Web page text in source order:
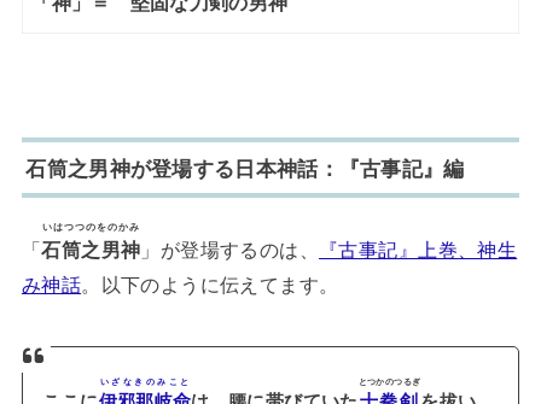
石筒之男神が登場する日本神話：『古事記』編
「石筒之男神
いはつつのをのかみ
」が登場するのは、
『古事記』上巻、神生
み神話。以下のように伝えてます。
いざなきのみこと とつかのつるぎ